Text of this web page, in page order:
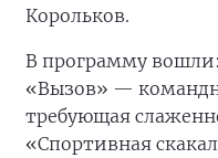
Корольков.
В программу
«Вызов» —
требующая
«Спортивная